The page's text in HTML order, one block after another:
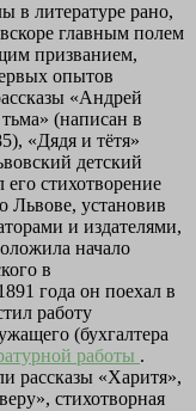
в литературе рано,
главным полем
призванием,
опытов
«Андрей
(написан в
«Дядя и тётя»
детский
стихотворение
Львове, установив
и издателями,
начало
в
года он поехал в
работу
(бухгалтера
работы .
рассказы «Харитя»,
стихотворная